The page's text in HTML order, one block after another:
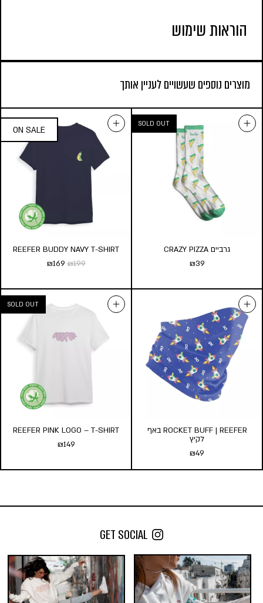
הוראות שימוש
מוצרים נוספים שעשויים לעניין אותך
גרביים CRAZY PIZZA
₪39
REEFER BUDDY NAVY T-SHIRT
₪199
₪169
REEFER BUDDY NAVY T-
₪199
169
הוסף לעגלה
ROCKET BUFF | REEFER באף
לקיץ
₪49
REEFER PINK LOGO – T-SHIRT
₪149
GET SOCIAL